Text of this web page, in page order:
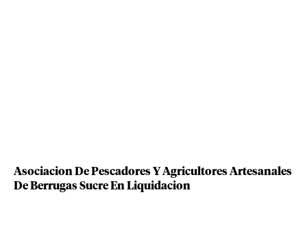
Asociacion De Pescadores Y Agricultores Artesanales
De Berrugas Sucre En Liquidacion